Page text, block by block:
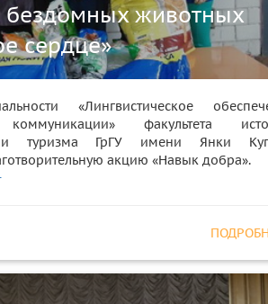
бездомных животных
сердце»
«Лингвистическое
коммуникации» факультета
и туризма ГрГУ имени Янки
акцию «Навык добра».